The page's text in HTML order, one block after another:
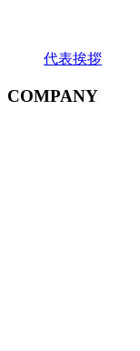
代表挨拶
COMPANY